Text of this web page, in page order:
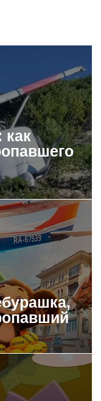
как